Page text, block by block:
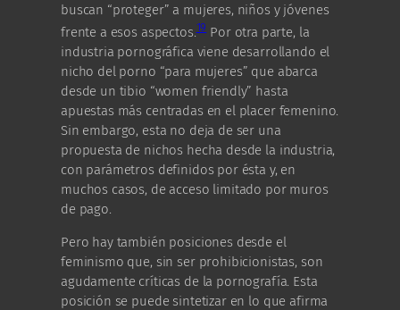
buscan “proteger” a mujeres, niños y jóvenes
frente a esos aspectos.19Por otra parte, la
industria pornográfica viene desarrollando el
nicho del porno “para mujeres” que abarca
desde un tibio “women friendly” hasta
apuestas más centradas en el placer femenino.
Sin embargo, esta no deja de ser una
propuesta de nichos hecha desde la industria,
con parámetros definidos por ésta y, en
muchos casos, de acceso limitado por muros
de pago.
Pero hay también posiciones desde el
feminismo que, sin ser prohibicionistas, son
agudamente críticas de la pornografía. Esta
posición se puede sintetizar en lo que afirma